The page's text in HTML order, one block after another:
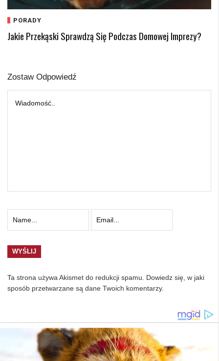
PORADY
Jakie Przekąski Sprawdzą Się Podczas Domowej Imprezy?
Zostaw Odpowiedź
Ta strona używa Akismet do redukcji spamu. Dowiedz się, w jaki
sposób przetwarzane są dane Twoich komentarzy.